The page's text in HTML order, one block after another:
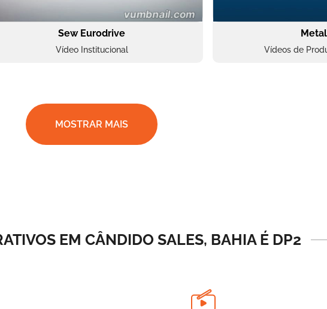
Sew Eurodrive
Vídeo Institucional Vídeos de
MOSTRAR MAIS
EM CÂNDIDO SALES, BAHIA É DP2